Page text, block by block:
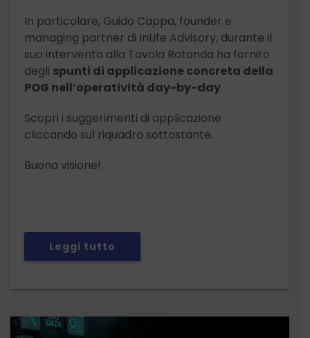
In particolare, Guido Cappa, founder e
managing partner di InLife Advisory, durante il
suo intervento alla Tavola Rotonda ha fornito
degli spunti di applicazione concreta della
POG nell’operatività day-by-day.
Scopri i suggerimenti di applicazione
cliccando sul riquadro sottostante.
Buona visione!
Leggi tutto